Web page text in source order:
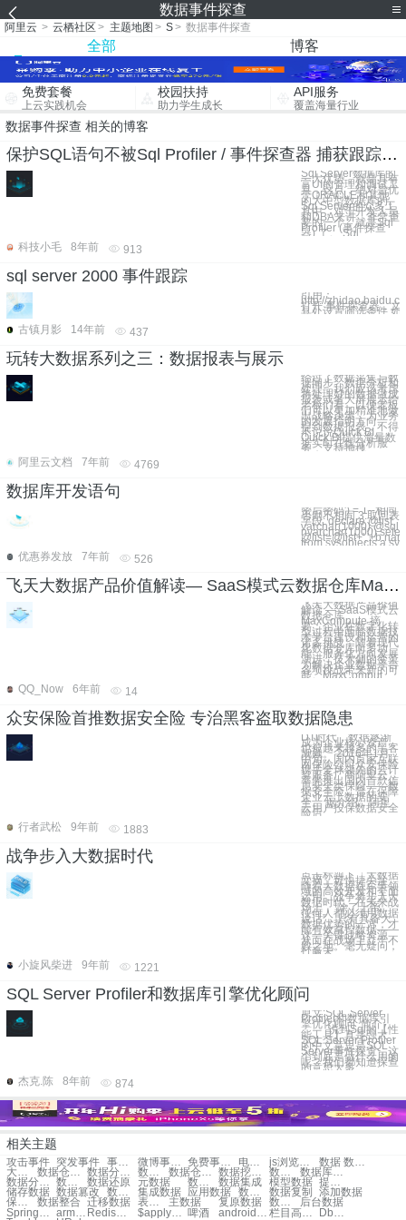
数据事件探查
阿里云 > 云栖社区 > 主题地图 > S> 数据事件探查
全部 博客
免费套餐
上云实践机会
校园扶持
助力学生成长
API服务
覆盖海量行业
数据事件探查 相关的博客
保护SQL语句不被Sql Profiler / 事件探查器 捕获跟踪到<转>
Sql Server数据库的
一大优势，就是具有
富UI的管理和调试工
具，这点，绝对是优
于ORACLE和其他
的大中型数据库的。
Sql Server的众多工
具中，对于开发人员
和DBA来讲，非常重
要的一个，就是Sql
Profiler (事件探查
器) 了。 Sql
科技小毛
8年前 913
sql server 2000 事件跟踪
引用：
http://
打开 事件探查器，文
具处设置筛选条件 如
古镇月影
14年前 437
玩转大数据系列之三：数据报表与展示
经过了数据采集与数
据同步、数据分析和
处理，我们应该考虑
将处理好的数据做成
报表或者大屏展示给
老板们看，以便老板
们可以更加精准地做
出战略决策，为业务
的发展指明方向。
提到数据报表，不得
不说说Quick BI。
Quick BI提供海量数
据实时在线分析服
务，支持拖拽
阿里云文档
7年前 4769
数据库开发语句
密后密码') = 1--相同
否则不相同 3.取回表
字段: declare @list
varchar(1000),@sql
nvarchar(1000)
from sysobjects a,sys
优惠券发放
7年前 526
飞天大数据产品价值解读— SaaS模式云数据仓库MaxCompute
飞天大数据产品价值
解读 — SaaS模式云
数据仓库
MaxCompute 摘
要：企业在数字化转
型过程中面临数据技
术平台建设和运营的
诸多挑战，随着现代
化数据仓库向多功
能、服务化方向发展
演进，技术侧的变革
为解决企业数据平台
各项挑战带来新的可
能。MaxComput
QQ_Now
6年前 14
众安保险首推数据安全险 专治黑客盗取数据隐患
DT时代，数据逐渐
成为企业核心资产，
也被越来越多的黑客
觊觎。 2016年1月
中旬，国内首家互联
网保险公司众安保险
携手全球领先的云计
算服务厂商阿里云，
率先推出国内首款信
息安全类保险——数
据安全险，旨在保障
企业云上数据的安
全。 据介绍，阿里
云用户投保数据安全
险后
行者武松
9年前 1883
战争步入大数据时代
点击标题下「大数据
文摘」可快捷关注
随着大数据在军事领
域的高效开发和全面
运用，战争将步入大
数据时代。在未来战
场上，“除了上帝，
任何人都必须用数据
说话”，只有具备大
数据优势的一方，才
能有效掌控数据——
这一关键战略资源，
从而在战场上立于不
败之地。毫无疑问，
打赢未
小旋风柴进
9年前 1221
SQL Server Profiler和数据库引擎优化顾问
原文:SQL Server
Profiler和数据库引
擎优化顾问 简介
说到Sql的【性
能工具】真是强大，
SQL Server Profiler
的中文意思是SQL
Server事件探查，这
个到底是做什么用的
呢？我们都知道探查
的意思大多
杰克.陈
8年前 874
相关主题
攻击事件 突发事件 事件rds 微博事件营销 免费事件日志服务 电子商务事件营销 js浏览器关闭事件 数据 数据库
大数据数据 数据仓库数据 数据分析 数据 数据分析数据 数据仓库 元数据 数据挖掘 数据清洗 数据仓库数据清洗 数据库数据清理
数据分片 数据库 数据库管理数据 数据还原 元数据 数据收集 数据集成 模型数据 提取数据
储存数据 数据篡改 数据 安全 集成数据 应用数据 数据系统 数据复制 添加数据
保护数据 数据整合 迁移数据 表单数据 主数据 复原数据 数据救援 后台数据
$apply方法 啤酒 栏目高亮显示